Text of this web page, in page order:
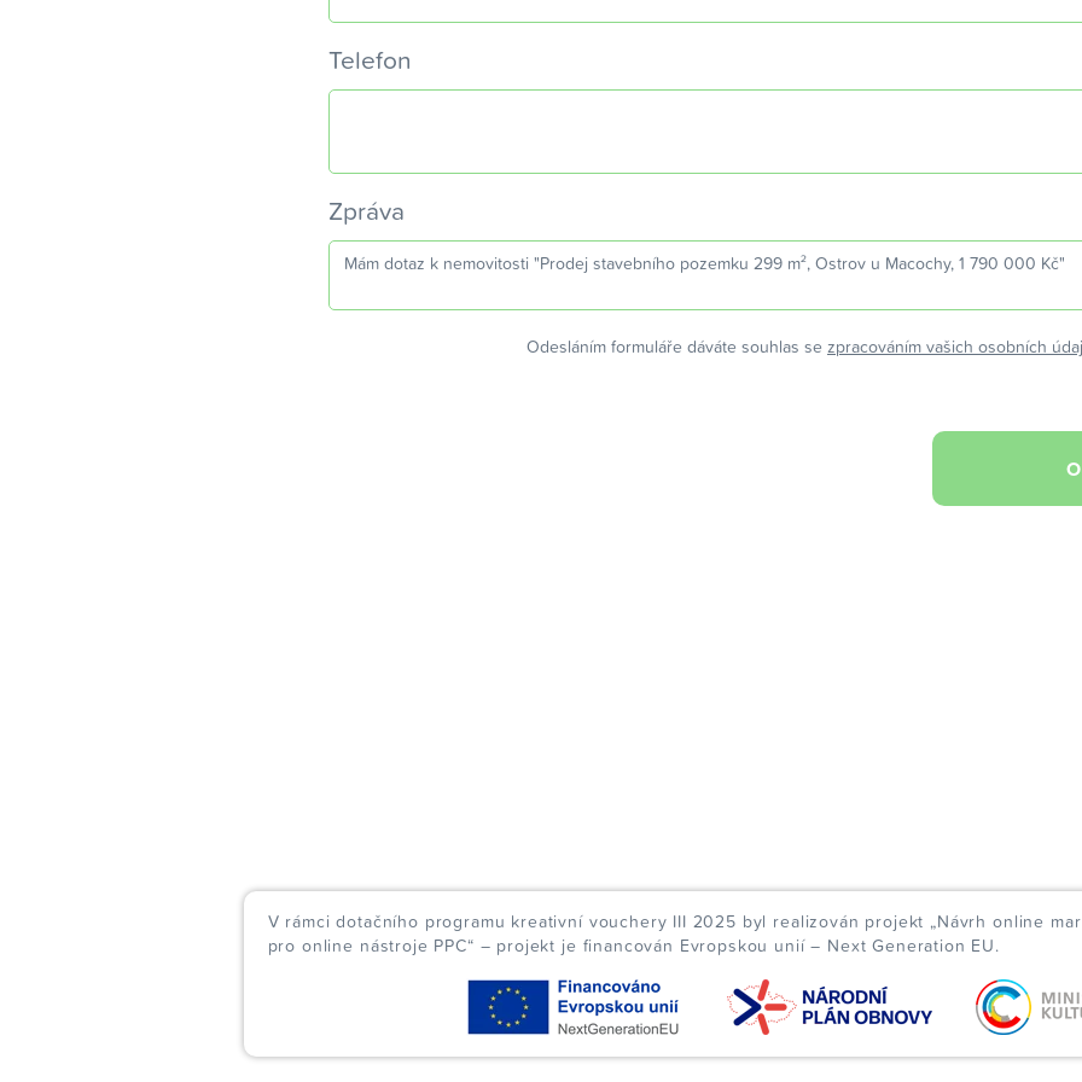
Telefon
Zpráva
Odesláním formuláře dáváte souhlas se zpracováním vašich osobních
V rámci dotačního programu kreativní vouchery III 2025 byl realizován projekt „Návrh online
pro online nástroje PPC“ – projekt je financován Evropskou unií – Next Generation EU.